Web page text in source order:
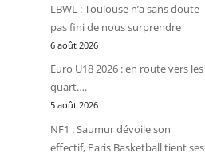
LBWL : Toulouse n’a sans doute
pas fini de nous surprendre
6 août 2026
Euro U18 2026 : en route vers les
quart….
5 août 2026
NF1 : Saumur dévoile son
effectif, Paris Basketball tient ses